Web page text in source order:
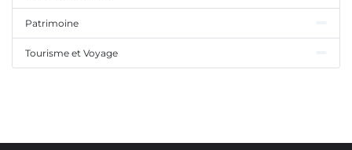
Patrimoine
Tourisme et Voyage